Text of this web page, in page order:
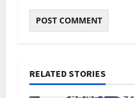
RELATED STORIES